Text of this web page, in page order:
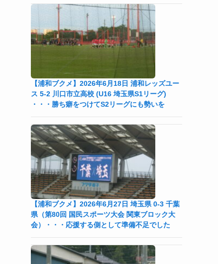
【浦和ブクメ】2026年6月18日 浦和レッズユー
ス 5-2 川口市立高校 (U16 埼玉県S1リーグ)
・・・勝ち癖をつけてS2リーグにも勢いを
【浦和ブクメ】2026年6月27日 埼玉県 0-3 千葉
県（第80回 国民スポーツ大会 関東ブロック大
会）・・・応援する側として準備不足でした